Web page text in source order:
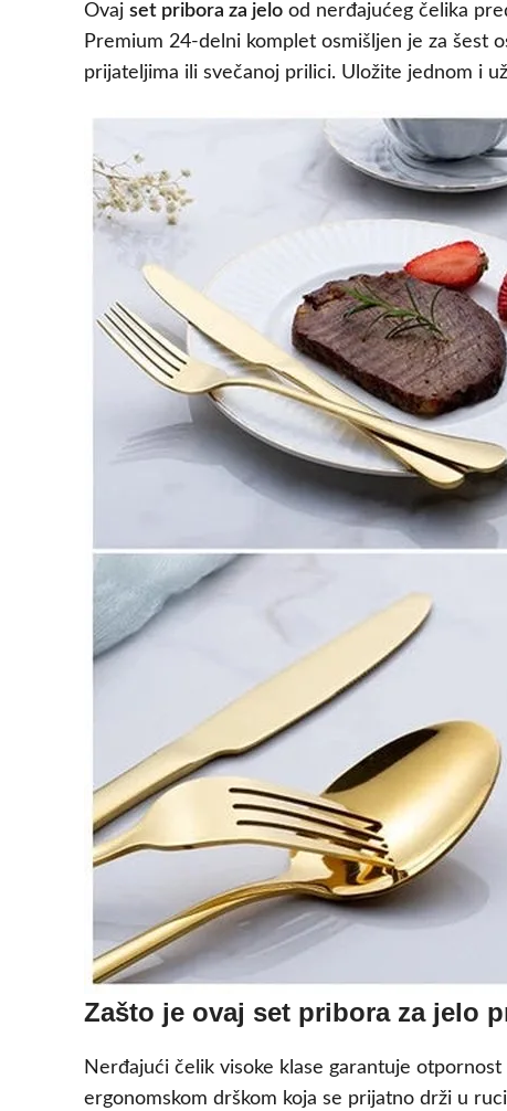
Ovaj set pribora za jelo od nerđajućeg čelika
Premium 24-delni komplet osmišljen je za šest
prijateljima ili svečanoj prilici. Uložite jednom i
Zašto je ovaj set pribora za jelo
Nerđajući čelik visoke klase garantuje
ergonomskom drškom koja se prijatno drži u